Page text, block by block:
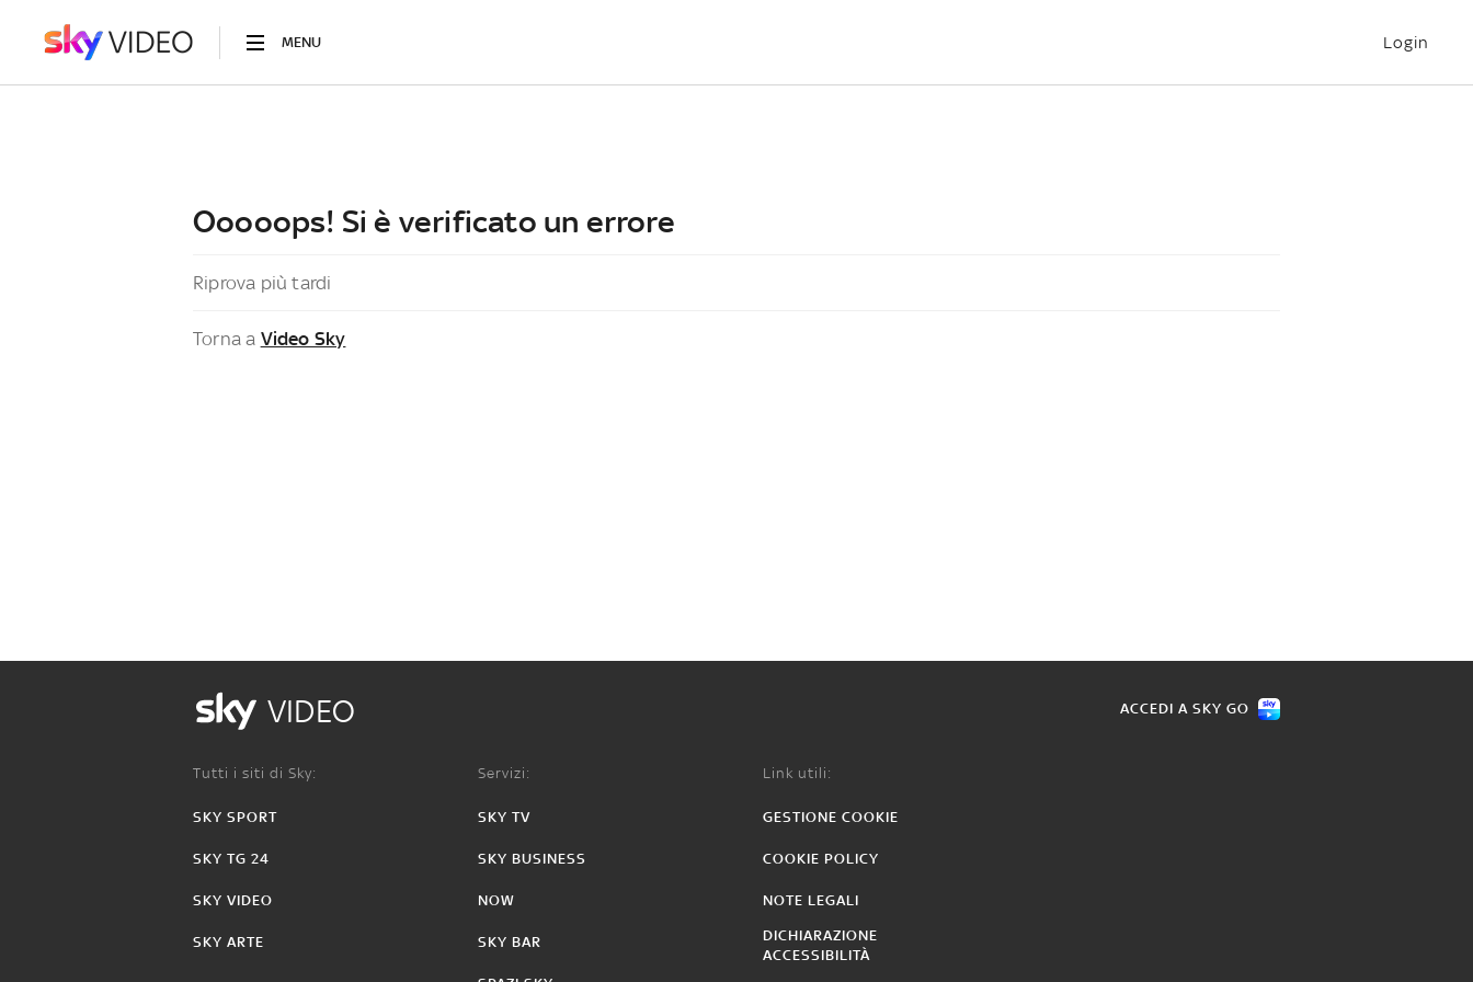
MENU Login
Ooooops! Si è verificato un errore
Riprova più tardi
Torna a Video Sky
VIDEO ACCEDI A SKY GO
Tutti i siti di Sky:
SKY SPORT
SKY TG 24
SKY VIDEO
SKY ARTE
Servizi:
SKY TV
SKY BUSINESS
NOW
SKY BAR
Link utili:
GESTIONE COOKIE
COOKIE POLICY
NOTE LEGALI
DICHIARAZIONE
ACCESSIBILITÀ